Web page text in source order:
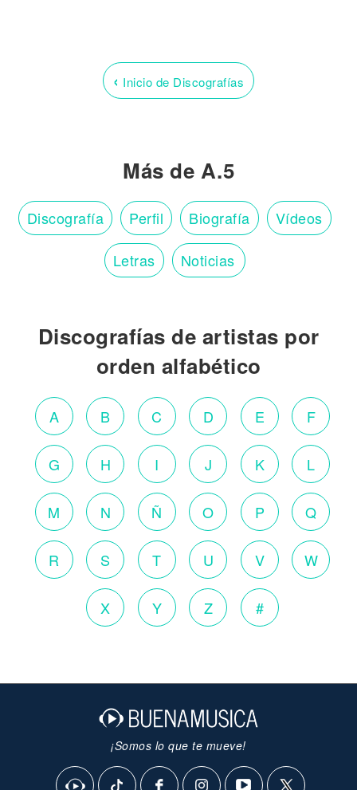
‹ Inicio de Discografías
Más de A.5
Discografía Perfil Biografía Vídeos
Letras Noticias
Discografías de artistas por
orden alfabético
A B C D E F
G H I J K L
M N Ñ O P Q
R S T U V W
X Y Z #
¡Somos lo que te mueve!